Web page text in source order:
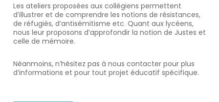
Les ateliers proposées aux collégiens permettent
d’illustrer et de comprendre les notions de résistances,
de réfugiés, d’antisémitisme etc. Quant aux lycéens,
nous leur proposons d’approfondir la notion de Justes et
celle de mémoire.
Néanmoins, n’hésitez pas à nous contacter pour plus
d’informations et pour tout projet éducatif spécifique.